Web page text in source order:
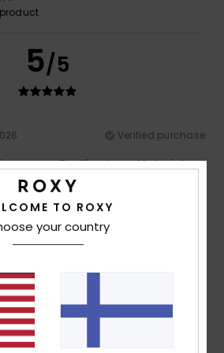
5/5
Verified purchase
money: 5/5 Size: LargeMaterial:
5/5
2026
Verified purchase
fit
money Size
TO ROXY
your country